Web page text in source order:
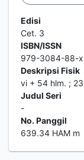
Edisi
Cet. 3
ISBN/ISSN
979-3084-88-x
Deskripsi Fisik
vi + 54 hlm. ;
Judul Seri
-
No. Panggil
639.34 HAM m